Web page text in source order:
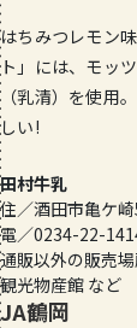
はちみつレモン
ト」には、モッ
（乳清）を使用
しい!
田村牛乳
住／酒田市亀ケ
電／0234-22-
通販以外の販売
観光物産館 など
JA鶴岡